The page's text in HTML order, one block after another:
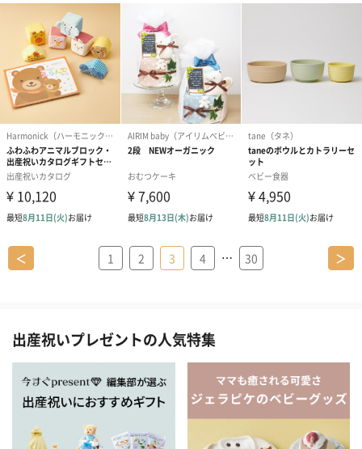
＜ 1 2 3 4 … 30 ＞
出産祝いプレゼントの人気特集